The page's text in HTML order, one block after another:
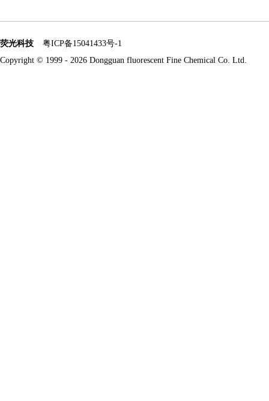
荧光科技
粤ICP备15041433号-1
Copyright © 1999 - 2026 Dongguan fluorescent Fine Chemical Co. Ltd.